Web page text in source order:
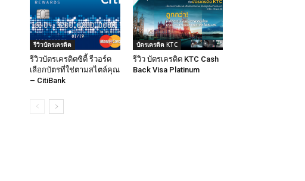
รีวิวบัตรเครดิต
รีวิวบัตรเครดิตซิตี้ รีวอร์ด
เลือกบัตรที่ใช่ตามสไตล์คุณ
– CitiBank
บัตรเครดิต KTC
รีวิว บัตรเครดิต KTC Cash
Back Visa Platinum